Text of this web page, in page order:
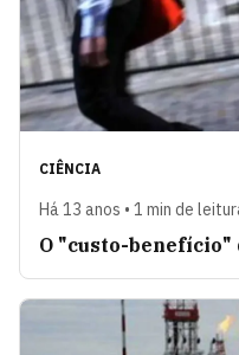
CIÊNCIA
Há 13 anos • 1 min de
O "custo-